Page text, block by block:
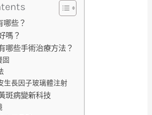
哪些？
嗎？
哪些手術治療方法？
固
生長因子玻璃體注射
斑病變新科技